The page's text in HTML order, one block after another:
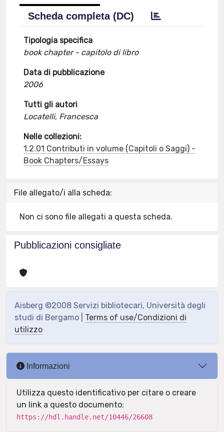
Scheda completa (DC)
Tipologia specifica
book chapter - capitolo di libro
Data di pubblicazione
2006
Tutti gli autori
Locatelli, Francesca
Nelle collezioni:
1.2.01 Contributi in volume (Capitoli o Saggi) -
Book Chapters/Essays
File allegato/i alla scheda:
Non ci sono file allegati a questa scheda.
Pubblicazioni consigliate
Aisberg ©2008 Servizi bibliotecari, Università degli
studi di Bergamo | Terms of use/Condizioni di
utilizzo
Informazioni
Utilizza questo identificativo per citare o creare
un link a questo documento:
https://hdl.handle.net/10446/26608